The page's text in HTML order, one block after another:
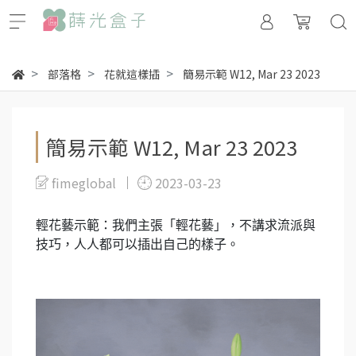
部落格 花就這樣插 簡易示範 W12, Mar 23 2023
簡易示範 W12, Mar 23 2023
fimeglobal 2023-03-23
輕花藝示範：我們主張「輕花藝」，不講求流派與
技巧，人人都可以插出自己的樣子。